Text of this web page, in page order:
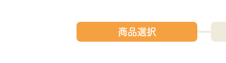
商品選択